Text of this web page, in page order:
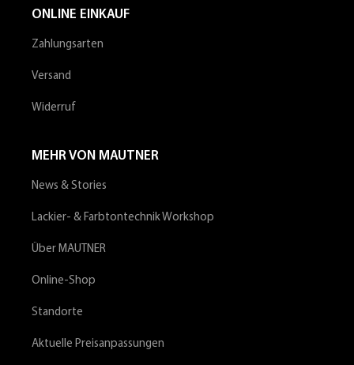
ONLINE EINKAUF
Zahlungsarten
Versand
Widerruf
MEHR VON MAUTNER
News & Stories
Lackier- & Farbtontechnik Workshop
Über MAUTNER
Online-Shop
Standorte
Aktuelle Preisanpassungen